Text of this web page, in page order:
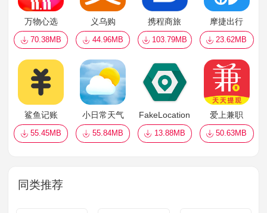
万物心选
70.38MB
义乌购
44.96MB
携程商旅
103.79MB
摩捷出行
23.62MB
鲨鱼记账
55.45MB
小日常天气
55.84MB
FakeLocation
13.88MB
爱上兼职
50.63MB
同类推荐